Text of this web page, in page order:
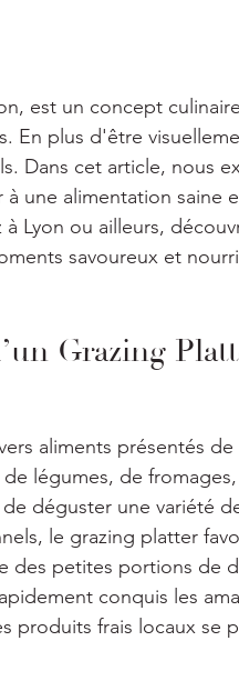
est un concept
En plus d'être
Dans cet article, nous
une alimentation saine
Lyon ou ailleurs,
savoureux et
Grazing
aliments présentés
légumes, de
déguster une variété
le grazing platter
petites portions de
conquis les
produits frais locaux se